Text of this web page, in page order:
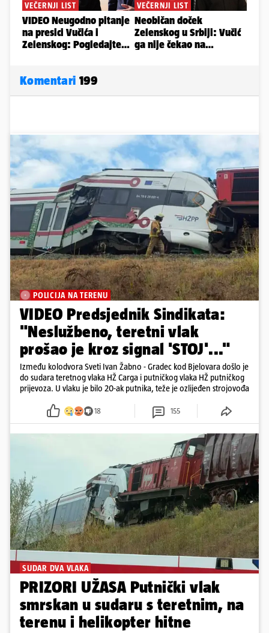
Komentari 199
POLICIJA NA TERENU
VIDEO Predsjednik Sindikata:
"Neslužbeno, teretni vlak
prošao je kroz signal 'STOJ'..."
Između kolodvora Sveti Ivan Žabno - Gradec kod Bjelovara došlo je
do sudara teretnog vlaka HŽ Carga i putničkog vlaka HŽ putničkog
prijevoza. U vlaku je bilo 20-ak putnika, teže je ozlijeđen strojovođa
18 155
SUDAR DVA VLAKA
PRIZORI UŽASA Putnički vlak
smrskan u sudaru s teretnim, na
terenu i helikopter hitne